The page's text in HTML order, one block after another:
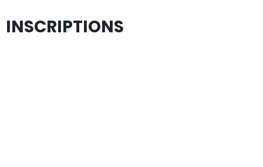
INSCRIPTIONS